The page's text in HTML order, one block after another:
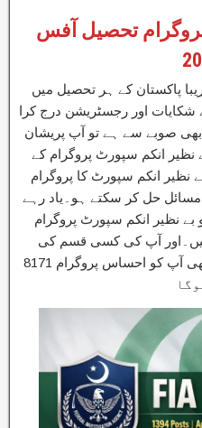
تحصیل آفس
پاکستان کے ہر تحصیل میں
اور رجسٹریشن درج کرا
صوبے سے ہے تو آپ پریشان
انکم سپورٹ پروگرام کے
نظیر انکم سپورٹ کا پروگرام
حل کر سکتے ہو۔یاد رہے
نظیر انکم سپورٹ پروگرام
ہیں۔اور آپ کی کسی قسم کی
رجسٹریشن کی تصدیقی میسج بھی آپ کو احساس پروگرام 8171